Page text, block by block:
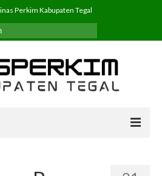
Perkim Kabupaten Tegal